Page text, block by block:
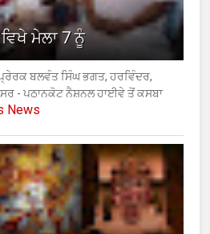
ਮੇਲਾ 7 ਨੂੰ
ਬਲਵੰਤ ਸਿੰਘ ਭਗਤ, ਹਰਵਿੰਦਰ,
- ਪਠਾਨਕੋਟ ਨੈਸ਼ਨਲ ਹਾਈਵੇ ਤੋਂ ਕਸਬਾ
News